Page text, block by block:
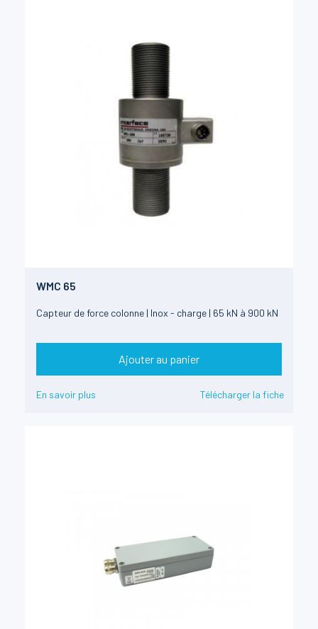
WMC 65
Capteur de force colonne | Inox - charge | 65 kN à 900 kN
Ajouter au panier
En savoir plus Télécharger la fiche